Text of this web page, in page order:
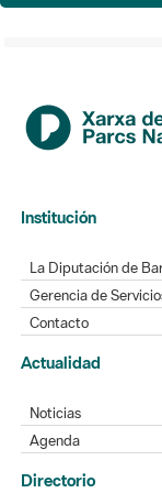
Institución
La Diputación de
Gerencia de
Contacto
Actualidad
Noticias
Agenda
Directorio